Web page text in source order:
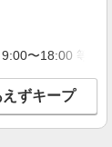
9:00〜18:00 等 ※
えずキープ